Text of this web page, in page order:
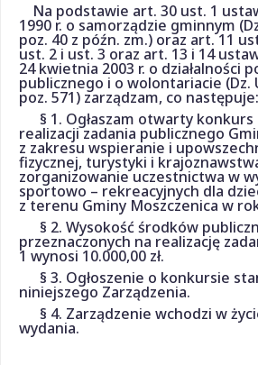
Na podstawie art. 30 ust. 1
1990 r. o samorządzie gminnym
poz. 40 z późn. zm.) oraz art. 11
ust. 2 i ust. 3 oraz art. 13 i 14
24 kwietnia 2003 r. o działalności
publicznego i o wolontariacie (Dz.
poz. 571) zarządzam, co następuje:
§ 1. Ogłaszam otwarty
realizacji zadania publicznego
z zakresu wspieranie i
fizycznej, turystyki i
zorganizowanie uczestnictwa w
sportowo – rekreacyjnych dla
z terenu Gminy Moszczenica w
§ 2. Wysokość środków
przeznaczonych na realizację
1 wynosi 10.000,00 zł.
§ 3. Ogłoszenie o konkursie
niniejszego Zarządzenia.
§ 4. Zarządzenie wchodzi w
wydania.